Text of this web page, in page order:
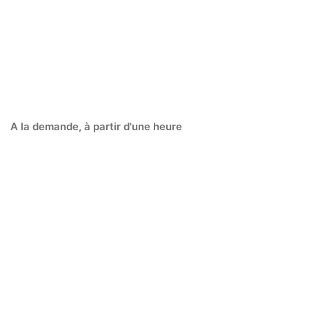
A la demande, à partir d'une heure